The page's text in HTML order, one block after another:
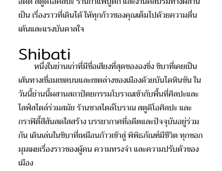
เป็น เรื่องราวที่เดินได้ ให้ทุกก้าวของคุณเต็มไปด้วยความตื่น
เต้นและแรงบันดาลใจ
Shibati
หนึ่งในย่านเก่าที่มีชื่อเสียงที่สุดของฉงชิ่ง ชิบาที่เคยเป็น
เส้นทางเชื่อมเขตบนและเขตล่างของเมืองด้วยบันไดหินชัน ใน
วันนี้ย่านนี้ผสานสถาปัตยกรรมโบราณเข้ากับพื้นที่ศิลปะและ
ไลฟ์สไตล์ร่วมสมัย ร้านชาสไตล์โบราณ สตูดิโอศิลปะ และ
กราฟิตี้สีสันสดใสสร้าง บรรยากาศที่อดีตและปัจจุบันอยู่ร่วม
กัน เดินเล่นในชิบาที่เหมือนก้าวเข้าสู่ พิพิธภัณฑ์มีชีวิต ทุกซอก
มุมเผยเรื่องราวของผู้คน ความทรงจำ และความปรับตัวของ
เมือง